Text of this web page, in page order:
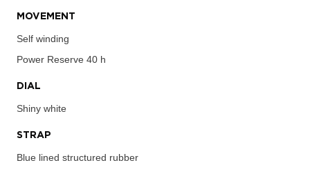
MOVEMENT
Self winding
Power Reserve 40 h
DIAL
Shiny white
STRAP
Blue lined structured rubber